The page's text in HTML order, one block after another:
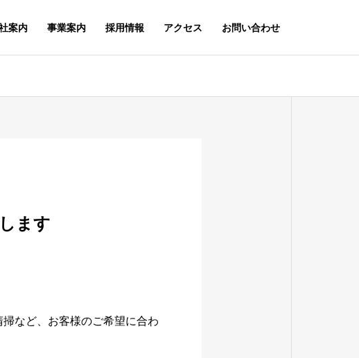
案内 事業案内 採用情報 アクセス お問い合わせ
ます
など、お客様のご希望に合わ